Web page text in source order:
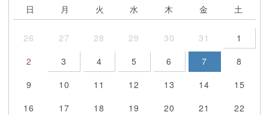
日 月 火 水 木 金 土
26 27 28 29 30 31
1
2
3 4 5 6 7
8
9
10 11 12 13 14
15
16
17 18 19 20 21
22